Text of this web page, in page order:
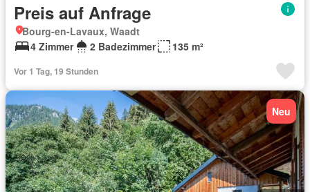
Preis auf Anfrage
Bourg-en-Lavaux, Waadt
4 Zimmer
2 Badezimmer 135 m²
Vor 1 Tag, 19 Stunden
Neu